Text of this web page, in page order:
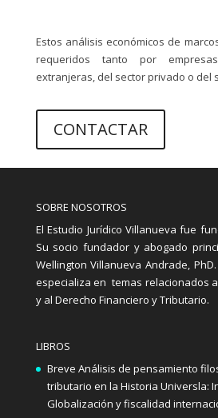
Estos análisis económicos de
requeridos tanto por
extranjeras, del sector privado o del
CONTACTAR
SOBRE NOSOTROS
El Estudio Jurídico Villanueva fue
Su socio fundador y abogado
Wellington Villanueva Andrade,
especializa en temas relacionados
y al Derecho Financiero y Tributario.
LIBROS
Breve Análisis de pensamiento
tributario en la Historia Universla:
Globalización y fiscalidad